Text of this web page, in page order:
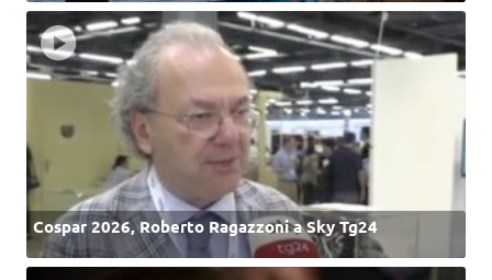
Cospar 2026, Roberto Ragazzoni a Sky Tg24